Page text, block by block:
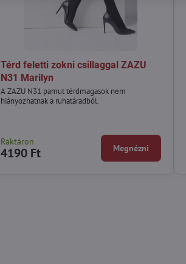
Térd feletti zokni csillaggal ZAZU
N31 Marilyn
A ZAZU N31 pamut térdmagasok nem
hiányozhatnak a ruhatáradból.
Raktáron
4190 Ft Megnézni